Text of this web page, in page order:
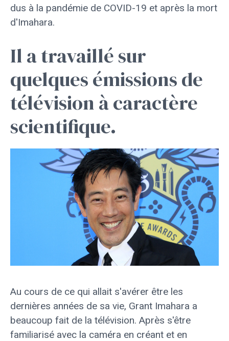
dus à la pandémie de COVID-19 et après la mort
d'Imahara.
Il a travaillé sur
quelques émissions de
télévision à caractère
scientifique.
Au cours de ce qui allait s'avérer être les
dernières années de sa vie, Grant Imahara a
beaucoup fait de la télévision. Après s'être
familiarisé avec la caméra en créant et en